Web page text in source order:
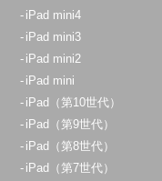
iPad mini4
iPad mini3
iPad mini2
iPad mini
iPad（第10世代）
iPad（第9世代）
iPad（第8世代）
iPad（第7世代）